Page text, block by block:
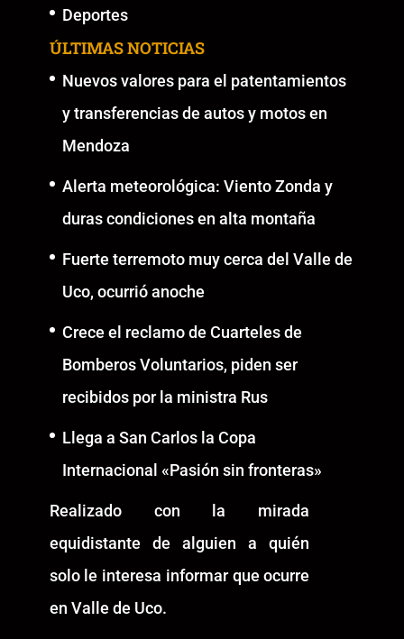
Deportes
ÚLTIMAS NOTICIAS
Nuevos valores para el patentamientos
y transferencias de autos y motos en
Mendoza
Alerta meteorológica: Viento Zonda y
duras condiciones en alta montaña
Fuerte terremoto muy cerca del Valle de
Uco, ocurrió anoche
Crece el reclamo de Cuarteles de
Bomberos Voluntarios, piden ser
recibidos por la ministra Rus
Llega a San Carlos la Copa
Internacional «Pasión sin fronteras»
Realizado con la mirada
equidistante de alguien a quién
solo le interesa informar que ocurre
en Valle de Uco.